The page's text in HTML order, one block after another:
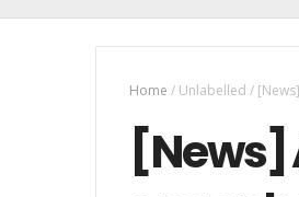
Home / Unlabelled /
[News]